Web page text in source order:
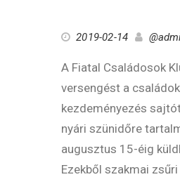
2019-02-14
A Fiatal Családosok
versengést a
kezdeményezés
nyári szünidőre
augusztus 15-éig
Ezekből szakmai